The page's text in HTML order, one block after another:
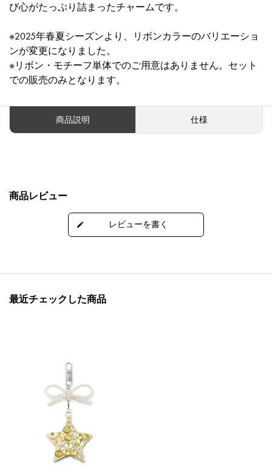
び心がたっぷり詰まったチャームです。
※2025年春夏シーズンより、リボンカラーのバリエーショ
ンが変更になりました。
※リボン・モチーフ単体でのご用意はありません。セット
での販売のみとなります。
商品説明 仕様
商品レビュー
最近チェックした商品